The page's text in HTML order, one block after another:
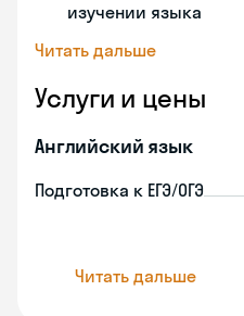
изучении языка
Читать дальше
Услуги и цены
Английский язык
Подготовка к ЕГЭ/ОГЭ
Читать дальше